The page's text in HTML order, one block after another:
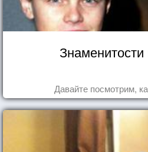
Знаменитости
Давайте посмотрим,